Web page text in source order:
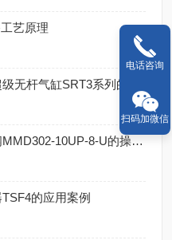
艺原理
CKD喜开理化学液体手动阀MMD302-10UP-8-U的操作使用
的应用案例
电话咨询
扫码加微信